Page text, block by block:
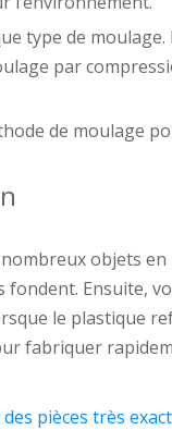
type de moulage.
par
de moulage
objets en
fondent. Ensuite,
le plastique
fabriquer
pièces très